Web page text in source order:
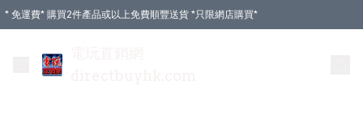
* 免運費* 購買2件產品或以上免費順豐送貨 *只限網店購買*